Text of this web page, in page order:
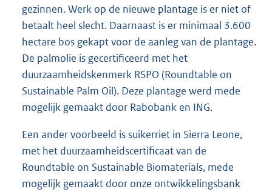
gezinnen. Werk op de nieuwe plantage is er niet of
betaalt heel slecht. Daarnaast is er minimaal 3.600
hectare bos gekapt voor de aanleg van de plantage.
De palmolie is gecertificeerd met het
duurzaamheidskenmerk RSPO (Roundtable on
Sustainable Palm Oil). Deze plantage werd mede
mogelijk gemaakt door Rabobank en ING.
Een ander voorbeeld is suikerriet in Sierra Leone,
met het duurzaamheidscertificaat van de
Roundtable on Sustainable Biomaterials, mede
mogelijk gemaakt door onze ontwikkelingsbank